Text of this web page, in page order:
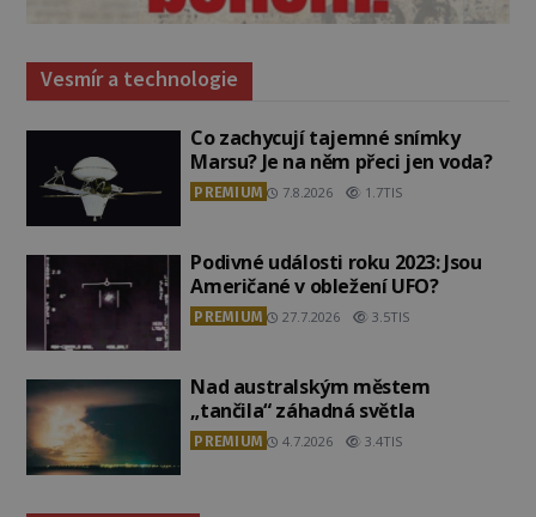
Vesmír a technologie
Co zachycují tajemné snímky
Marsu? Je na něm přeci jen voda?
PREMIUM 7.8.2026 1.7TIS
Podivné události roku 2023: Jsou
Američané v obležení UFO?
PREMIUM 27.7.2026 3.5TIS
Nad australským městem
„tančila“ záhadná světla
PREMIUM 4.7.2026 3.4TIS